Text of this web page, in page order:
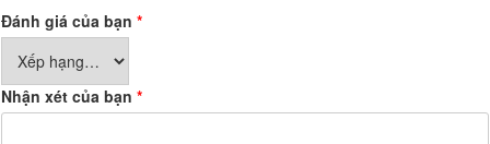
Đánh giá của bạn *
Nhận xét của bạn *